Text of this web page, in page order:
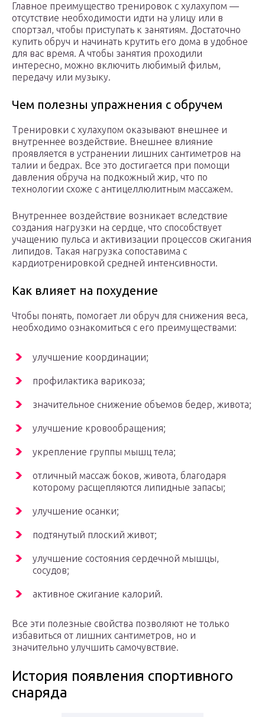
Главное преимущество тренировок с хулахупом —
отсутствие необходимости идти на улицу или в
спортзал, чтобы приступать к занятиям. Достаточно
купить обруч и начинать крутить его дома в удобное
для вас время. А чтобы занятия проходили
интересно, можно включить любимый фильм,
передачу или музыку.
Чем полезны упражнения с обручем
Тренировки с хулахупом оказывают внешнее и
внутреннее воздействие. Внешнее влияние
проявляется в устранении лишних сантиметров на
талии и бедрах. Все это достигается при помощи
давления обруча на подкожный жир, что по
технологии схоже с антицеллюлитным массажем.
Внутреннее воздействие возникает вследствие
создания нагрузки на сердце, что способствует
учащению пульса и активизации процессов сжигания
липидов. Такая нагрузка сопоставима с
кардиотренировкой средней интенсивности.
Как влияет на похудение
Чтобы понять, помогает ли обруч для снижения веса,
необходимо ознакомиться с его преимуществами:
улучшение координации;
профилактика варикоза;
значительное снижение объемов бедер, живота;
улучшение кровообращения;
укрепление группы мышц тела;
отличный массаж боков, живота, благодаря
которому расщепляются липидные запасы;
улучшение осанки;
подтянутый плоский живот;
улучшение состояния сердечной мышцы,
сосудов;
активное сжигание калорий.
Все эти полезные свойства позволяют не только
избавиться от лишних сантиметров, но и
значительно улучшить самочувствие.
История появления спортивного
снаряда